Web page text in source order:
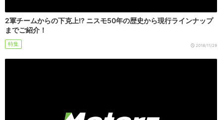
2軍チームからの下克上!? ニスモ50年の歴史から現行ラインナップ
までご紹介！
特集 2018/11/29